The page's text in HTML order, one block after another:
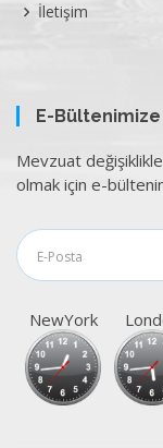
İletişim
E-
Mevzuat
olmak için e-
NewYork